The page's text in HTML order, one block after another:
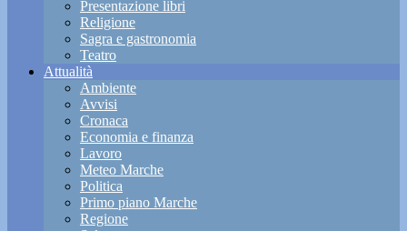
Presentazione libri
Religione
Sagra e gastronomia
Teatro
Attualità
Ambiente
Avvisi
Cronaca
Economia e finanza
Lavoro
Meteo Marche
Politica
Primo piano Marche
Regione